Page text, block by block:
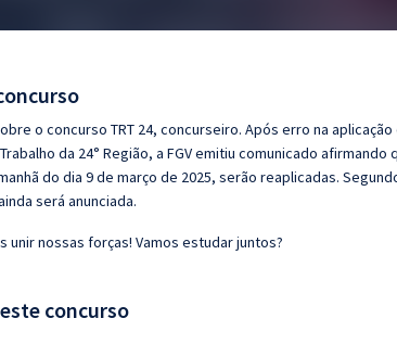
o concurso TRT 24, concurseiro. Após erro na
da 24° Região, a FGV emitiu comunicado
do dia 9 de março de 2025, serão reaplicadas.
será anunciada.
unir nossas forças! Vamos estudar juntos?
concurso